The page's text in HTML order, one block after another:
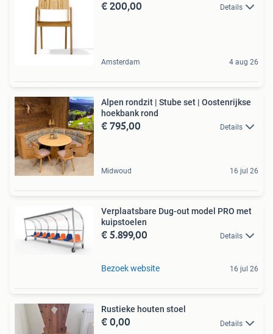
€ 200,00 Details
Amsterdam 4 aug 26
Alpen rondzit | Stube set | Oostenrijkse
hoekbank rond
€ 795,00 Details
Midwoud 16 jul 26
Verplaatsbare Dug-out model PRO met
kuipstoelen
€ 5.899,00 Details
Bezoek website 16 jul 26
Rustieke houten stoel
€ 0,00 Details